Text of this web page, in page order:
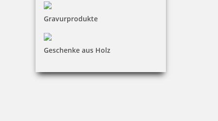
Gravurprodukte
Geschenke aus Holz
Bestellen